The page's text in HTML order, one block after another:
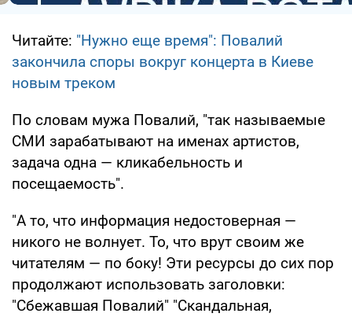
Читайте: "Нужно еще время": Повалий
закончила споры вокруг концерта в Киеве
новым треком
По словам мужа Повалий, "так называемые
СМИ зарабатывают на именах артистов,
задача одна — кликабельность и
посещаемость".
"А то, что информация недостоверная —
никого не волнует. То, что врут своим же
читателям — по боку! Эти ресурсы до сих пор
продолжают использовать заголовки:
"Сбежавшая Повалий" "Скандальная,